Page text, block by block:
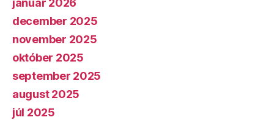
december 2025
november 2025
október 2025
september 2025
august 2025
júl 2025